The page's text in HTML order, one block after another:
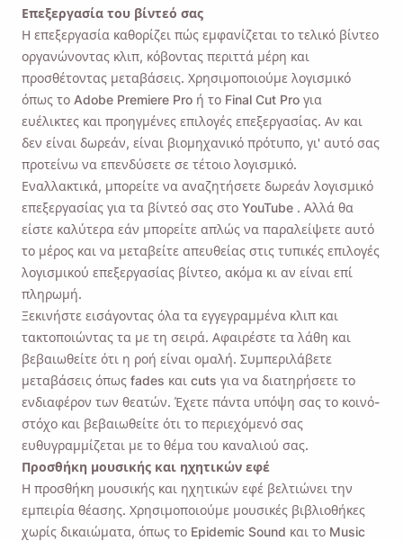
Επεξεργασία του βίντεό σας
Η επεξεργασία καθορίζει πώς εμφανίζεται το τελικό βίντεο
οργανώνοντας κλιπ, κόβοντας περιττά μέρη και
προσθέτοντας μεταβάσεις. Χρησιμοποιούμε λογισμικό
όπως το Adobe Premiere Pro ή το Final Cut Pro για
ευέλικτες και προηγμένες επιλογές επεξεργασίας. Αν και
δεν είναι δωρεάν, είναι βιομηχανικό πρότυπο, γι' αυτό σας
προτείνω να επενδύσετε σε τέτοιο λογισμικό.
Εναλλακτικά, μπορείτε να αναζητήσετε δωρεάν λογισμικό
επεξεργασίας για τα βίντεό σας στο YouTube . Αλλά θα
είστε καλύτερα εάν μπορείτε απλώς να παραλείψετε αυτό
το μέρος και να μεταβείτε απευθείας στις τυπικές επιλογές
λογισμικού επεξεργασίας βίντεο, ακόμα κι αν είναι επί
πληρωμή.
Ξεκινήστε εισάγοντας όλα τα εγγεγραμμένα κλιπ και
τακτοποιώντας τα με τη σειρά. Αφαιρέστε τα λάθη και
βεβαιωθείτε ότι η ροή είναι ομαλή. Συμπεριλάβετε
μεταβάσεις όπως fades και cuts για να διατηρήσετε το
ενδιαφέρον των θεατών. Έχετε πάντα υπόψη σας το κοινό-
στόχο και βεβαιωθείτε ότι το περιεχόμενό σας
ευθυγραμμίζεται με το θέμα του καναλιού σας.
Προσθήκη μουσικής και ηχητικών εφέ
Η προσθήκη μουσικής και ηχητικών εφέ βελτιώνει την
εμπειρία θέασης. Χρησιμοποιούμε μουσικές βιβλιοθήκες
χωρίς δικαιώματα, όπως το Epidemic Sound και το Music
Θύμισέ μου 🔔
Στείλτε στον εαυτό σας μια υπενθύμιση για
λήψη του Viddly όταν επιστρέψετε σε
υπολογιστή MacOS ή Windows.
Name